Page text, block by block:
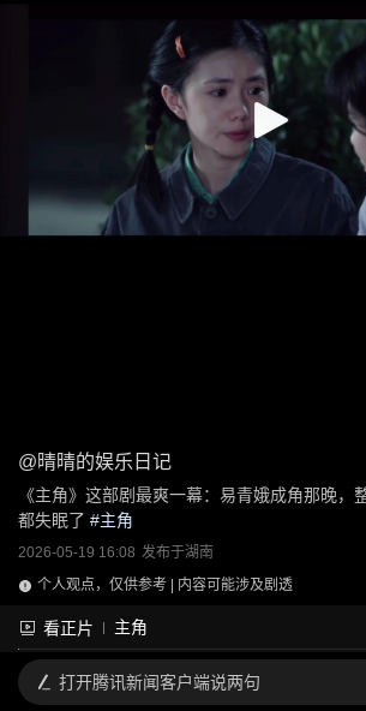
@晴晴的娱乐日记
《主角》这部剧最爽一幕：易青娥成角那晚，
都失眠了 #主角
2026-05-19 16:08 发布于湖南
个人观点，仅供参考 | 内容可能涉及剧透
看正片 主角
打开腾讯新闻客户端说两句